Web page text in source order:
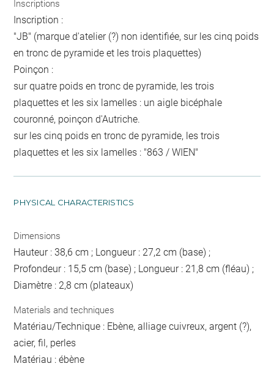
Inscriptions
Inscription :
"JB" (marque d'atelier (?) non identifiée, sur les cinq poids
en tronc de pyramide et les trois plaquettes)
Poinçon :
sur quatre poids en tronc de pyramide, les trois
plaquettes et les six lamelles : un aigle bicéphale
couronné, poinçon d'Autriche.
sur les cinq poids en tronc de pyramide, les trois
plaquettes et les six lamelles : "863 / WIEN"
PHYSICAL CHARACTERISTICS
Dimensions
Hauteur : 38,6 cm ; Longueur : 27,2 cm (base) ;
Profondeur : 15,5 cm (base) ; Longueur : 21,8 cm (fléau) ;
Diamètre : 2,8 cm (plateaux)
Materials and techniques
Matériau/Technique : Ebène, alliage cuivreux, argent (?),
acier, fil, perles
Matériau : ébène